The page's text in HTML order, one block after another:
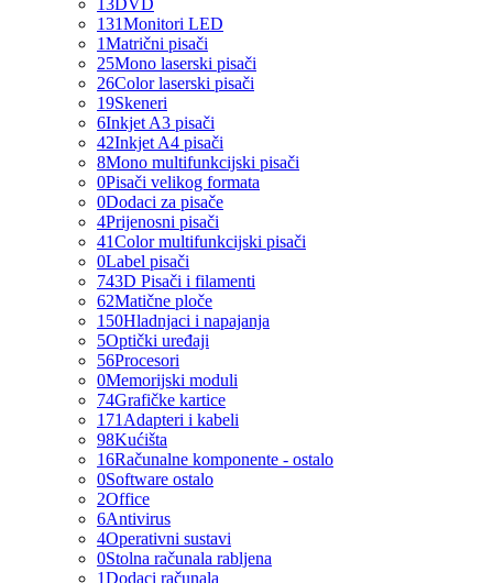
13DVD
131Monitori LED
1Matrični pisači
25Mono laserski pisači
26Color laserski pisači
19Skeneri
6Inkjet A3 pisači
42Inkjet A4 pisači
8Mono multifunkcijski pisači
0Pisači velikog formata
0Dodaci za pisače
4Prijenosni pisači
41Color multifunkcijski pisači
0Label pisači
743D Pisači i filamenti
62Matične ploče
150Hladnjaci i napajanja
5Optički uređaji
56Procesori
0Memorijski moduli
74Grafičke kartice
171 Adapteri i kabeli
98Kućišta
16Računalne komponente - ostalo
0Software ostalo
2Office
6Antivirus
4Operativni sustavi
0Stolna računala rabljena
1Dodaci računala